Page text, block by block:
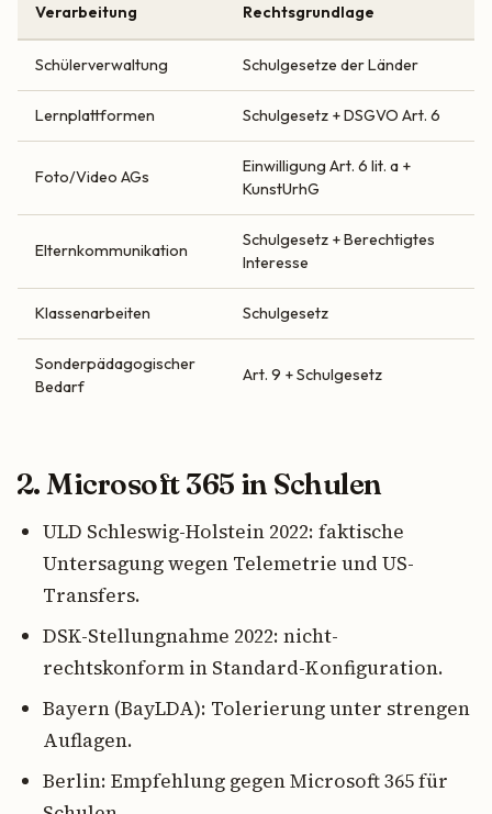
Verarbeitung Rechtsgrundlage
Schülerverwaltung Schulgesetze der Länder
Lernplattformen Schulgesetz + DSGVO Art. 6
Foto/Video AGs
Einwilligung Art. 6 lit. a +
KunstUrhG
Elternkommunikation
Schulgesetz + Berechtigtes
Interesse
Klassenarbeiten Schulgesetz
Sonderpädagogischer
Bedarf
Art. 9 + Schulgesetz
2. Microsoft 365 in Schulen
ULD Schleswig-Holstein 2022: faktische
Untersagung wegen Telemetrie und US-
Transfers.
DSK-Stellungnahme 2022: nicht-
rechtskonform in Standard-Konfiguration.
Bayern (BayLDA): Tolerierung unter strengen
Auflagen.
Berlin: Empfehlung gegen Microsoft 365 für